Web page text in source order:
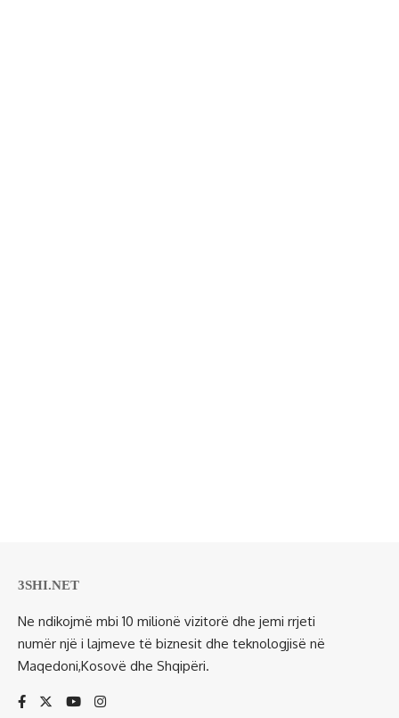
3SHI.NET
Ne ndikojmë mbi 10 milionë vizitorë dhe jemi rrjeti
numër një i lajmeve të biznesit dhe teknologjisë në
Maqedoni,Kosovë dhe Shqipëri.